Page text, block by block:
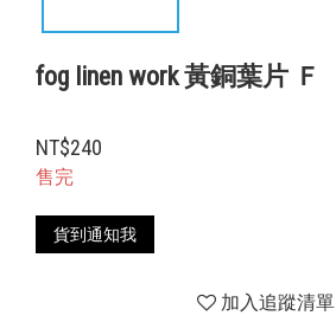
fog linen work 黃銅葉片 Ｆ
NT$240
售完
貨到通知我
加入追蹤清單